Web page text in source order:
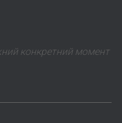
конкретний момент